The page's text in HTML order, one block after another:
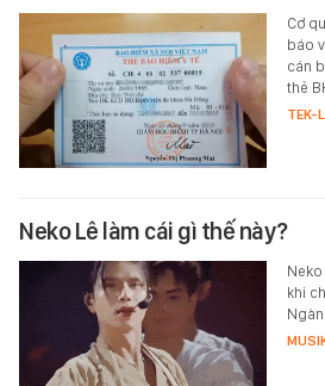
Cơ
báo
cán
thẻ
TEK-
Neko Lê làm cái gì thế này?
khi